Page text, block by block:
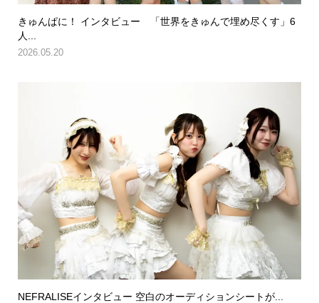
きゅんぱに！ インタビュー 「世界をきゅんで埋め尽くす」6
人...
2026.05.20
NEFRALISEインタビュー 空白のオーディションシートが...